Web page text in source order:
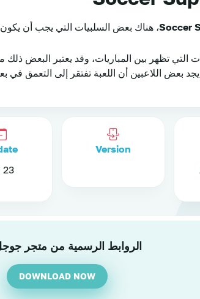
Soccer، هناك بعض السلبيات التي يجب أن يكون
التي تظهر بين المباريات، وقد يعتبر البعض ذلك
بعض اللاعبين أن اللعبة تفتقر إلى التعمق
Version
23 FB
الروابط الرسمية من متجر
DOWNLOAD NOW